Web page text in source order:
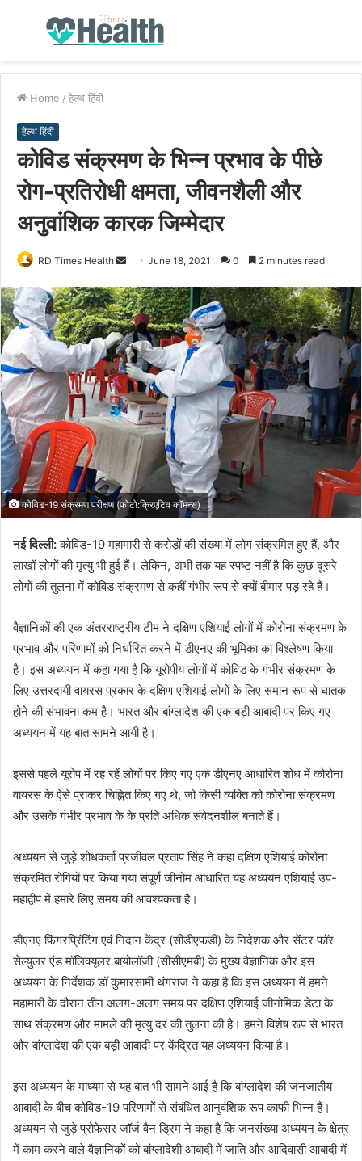
Menu
Home / हेल्थ हिंदी
हेल्थ हिंदी
कोविड संक्रमण के भिन्न प्रभाव के पीछे
रोग-प्रतिरोधी क्षमता, जीवनशैली और
अनुवांशिक कारक जिम्मेदार
RD Times Health
n
d
a
n
e
m
a
i
l
June 18, 2021 0 2 minutes read
कोविड-19 संक्रमण परीक्षण (फोटो:क्रिएटिव कॉमन्स)
नई दिल्ली:कोविड-19 महामारी से करोड़ों की संख्या में लोग संक्रमित हुए हैं, और
लाखों लोगों की मृत्यु भी हुई हैं। लेकिन, अभी तक यह स्पष्ट नहीं है कि कुछ दूसरे
लोगों की तुलना में कोविड संक्रमण से कहीं गंभीर रूप से क्यों बीमार पड़ रहे हैं।
वैज्ञानिकों की एक अंतरराष्ट्रीय टीम ने दक्षिण एशियाई लोगों में कोरोना संक्रमण के
प्रभाव और परिणामों को निर्धारित करने में डीएनए की भूमिका का विश्लेषण किया
है। इस अध्‍ययन में कहा गया है कि यूरोपीय लोगों में कोविड के गंभीर संक्रमण के
लिए उत्तरदायी वायरस प्रकार के दक्षिण एशियाई लोगों के लिए समान रूप से घातक
होने की संभावना कम है। भारत और बांग्लादेश की एक बड़ी आबादी पर किए गए
अध्ययन में यह बात सामने आयी है।
इससे पहले यूरोप में रह रहें लोगों पर किए गए एक डीएनए आधारित शोध में कोरोना
वायरस के ऐसे प्राकर चिह्नित किए गए थे, जो किसी व्यक्ति को कोरोना संक्रमण
और उसके गंभीर प्रभाव के के प्रति अधिक संवेदनशील बनाते हैं।
अध्ययन से जुड़े शोधकर्ता प्रजीवल प्रताप सिंह ने कहा दक्षिण एशियाई कोरोना
संक्रमित रोगियों पर किया गया संपूर्ण जीनोम आधारित यह अध्ययन एशियाई उप-
महाद्वीप में हमारे लिए समय की आवश्यकता है।
डीएनए फिंगरप्रिंटिंग एवं निदान केंद्र (सीडीएफडी) के निदेशक और सेंटर फॉर
सेल्युलर एंड मॉलिक्यूलर बायोलॉजी (सीसीएमबी) के मुख्य वैज्ञानिक और इस
अध्ययन के निर्देशक डॉ कुमारसामी थंगराज ने कहा है कि इस अध्ययन में हमने
महामारी के दौरान तीन अलग-अलग समय पर दक्षिण एशियाई जीनोमिक डेटा के
साथ संक्रमण और मामले की मृत्यु दर की तुलना की है। हमने विशेष रूप से भारत
और बांग्लादेश की एक बड़ी आबादी पर केंद्रित यह अध्‍ययन किया है।
इस अध्ययन के माध्यम से यह बात भी सामने आई है कि बांग्लादेश की जनजातीय
आबादी के बीच कोविड-19 परिणामों से संबंधित आनुवंशिक रूप काफी भिन्न हैं।
अध्ययन से जुड़े प्रोफेसर जॉर्ज वैन ड्रिम ने कहा है कि जनसंख्या अध्ययन के क्षेत्र
में काम करने वाले वैज्ञानिकों को बांग्लादेशी आबादी में जाति और आदिवासी आबादी में